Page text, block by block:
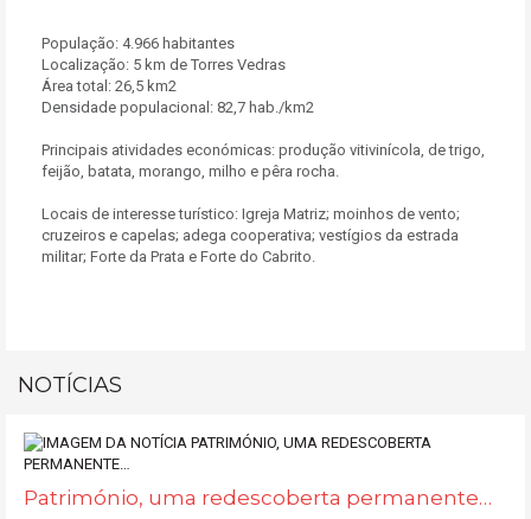
População: 4.966 habitantes
Localização: 5 km de Torres Vedras
Área total: 26,5 km2
Densidade populacional: 82,7 hab./km2
Principais atividades económicas: produção vitivinícola, de trigo,
feijão, batata, morango, milho e pêra rocha.
Locais de interesse turístico: Igreja Matriz; moinhos de vento;
cruzeiros e capelas; adega cooperativa; vestígios da estrada
militar; Forte da Prata e Forte do Cabrito.
NOTÍCIAS
Património, uma redescoberta permanente…